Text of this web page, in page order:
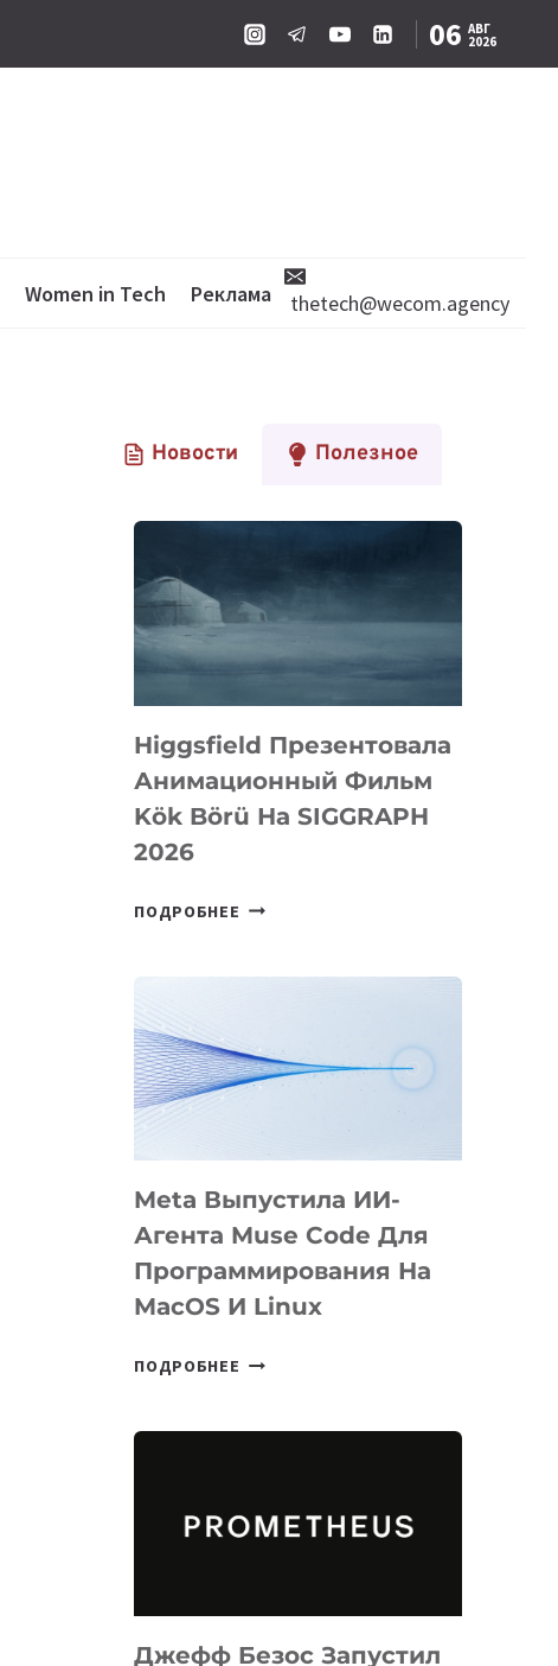
06 АВГ
2026
Women in Tech Реклама thetech@wecom.agency
Новости Полезное
Higgsfield Презентовала
Анимационный Фильм
Kök Börü На SIGGRAPH
2026
ПОДРОБНЕЕ HIGGSFIELD
BÖRÜ
НА
Meta Выпустила ИИ-
Агента Muse Code Для
Программирования На
MacOS И Linux
ПОДРОБНЕЕ META
ДЛЯ
И
Джефф Безос Запустил